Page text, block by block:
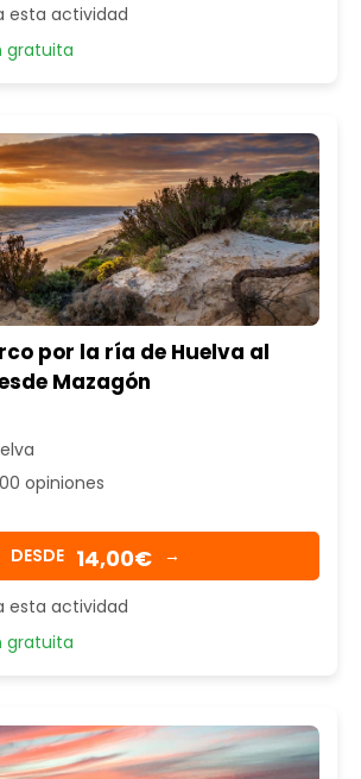
esta actividad
gratuita
por la ría de Huelva al
Mazagón
opiniones
DESDE 14,00€ →
esta actividad
gratuita